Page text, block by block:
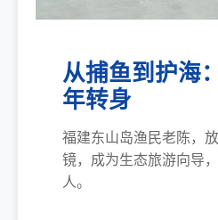
从捕鱼到护海
年转身
福建东山岛渔民老陈，
镜，成为生态旅游向导
人。